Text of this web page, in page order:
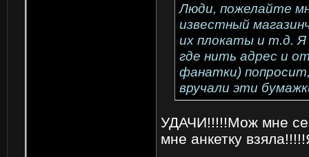
Люди, пожелайте
известный
их плокаты и т.д.
где нить адрес и
фанатки)
вручали эти
УДАЧИ!!!!!Мож мне
мне анкетку